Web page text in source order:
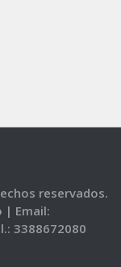
reservados.
| Email:
3388672080